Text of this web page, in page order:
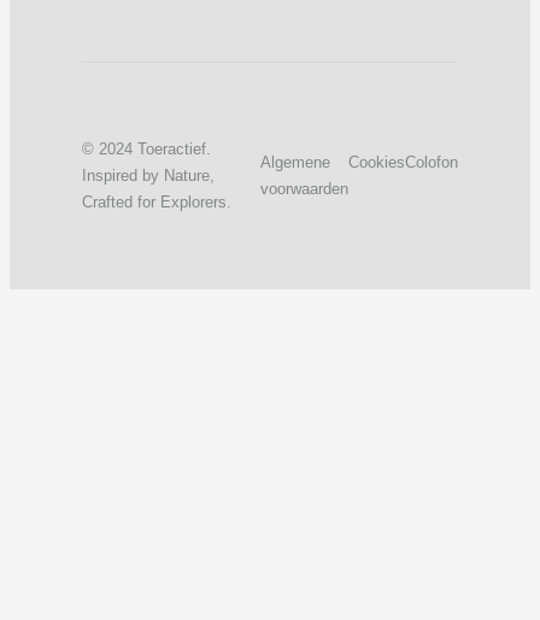
© 2024 Toeractief.
Inspired by Nature,
Crafted for Explorers.
Algemene
voorwaarden
CookiesColofon